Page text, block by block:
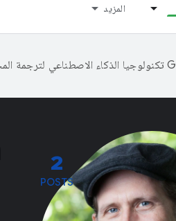
المزيد
2
POSTS